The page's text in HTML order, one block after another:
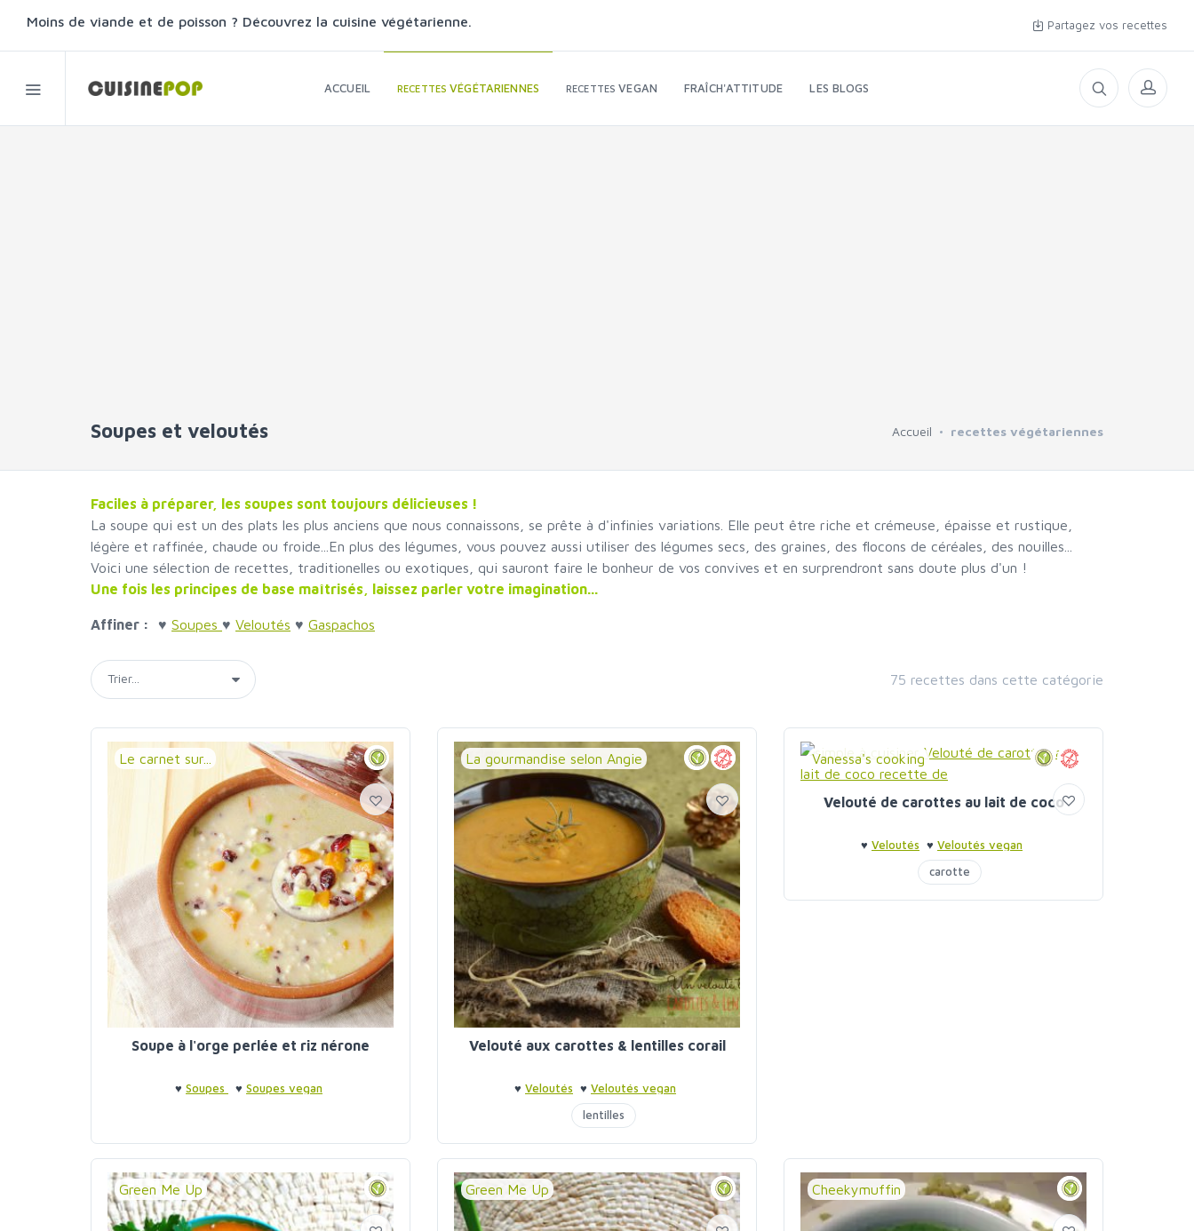
Moins de viande et de poisson ? Découvrez la cuisine végétarienne. Partagez vos recettes
ACCUEIL RECETTESVÉGÉTARIENNES RECETTESVEGAN FRAÎCH'ATTITUDE LES BLOGS
Soupes et veloutés Accueil recettes végétariennes
Faciles à préparer, les soupes sont toujours délicieuses !
La soupe qui est un des plats les plus anciens que nous connaissons, se prête à d'infinies variations. Elle peut être riche et crémeuse, épaisse et rustique,
légère et raffinée, chaude ou froide...En plus des légumes, vous pouvez aussi utiliser des légumes secs, des graines, des flocons de céréales, des nouilles...
Voici une sélection de recettes, traditionelles ou exotiques, qui sauront faire le bonheur de vos convives et en surprendront sans doute plus d'un !
Une fois les principes de base maîtrisés, laissez parler votre imagination...
Affiner : ♥ Soupes ♥ Veloutés ♥ Gaspachos
75 recettes dans cette catégorie
Le carnet sur...
Soupe à l'orge perlée et riz nérone
♥ Soupes ♥ Soupes vegan
La gourmandise selon Angie
Velouté aux carottes & lentilles corail
♥ Veloutés ♥ Veloutés vegan
lentilles
Vanessa's cooking
Velouté de carottes au lait de coco
♥ Veloutés ♥ Veloutés vegan
carotte
Green Me Up Green Me Up Cheekymuffin